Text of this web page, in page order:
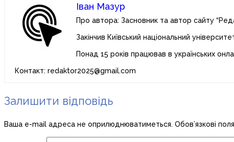
Іван Мазур
Про автора: Засновник та автор сайту
Закінчив Київський національний
Понад 15 років працював в українських
Контакт: redaktor2025@gmail.com
Залишити відповідь
Ваша e-mail адреса не оприлюднюватиметься. Обов’язкові